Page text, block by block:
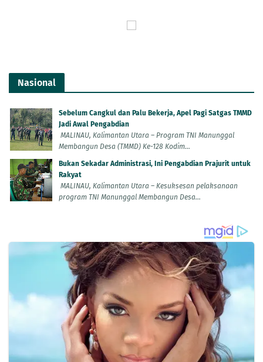
Nasional
Sebelum Cangkul dan Palu Bekerja, Apel Pagi Satgas TMMD
Jadi Awal Pengabdian
MALINAU, Kalimantan Utara – Program TNI Manunggal
Membangun Desa (TMMD) Ke-128 Kodim...
Bukan Sekadar Administrasi, Ini Pengabdian Prajurit untuk
Rakyat
MALINAU, Kalimantan Utara – Kesuksesan pelaksanaan
program TNI Manunggal Membangun Desa...